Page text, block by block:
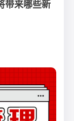
带来哪些新
第四届山东
的秘诀！
”成功举
的演变~